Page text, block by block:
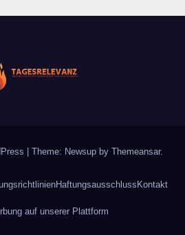
Theme: Newsup by Themeansar.
Haftungsausschluss Kontakt
auf unserer Plattform